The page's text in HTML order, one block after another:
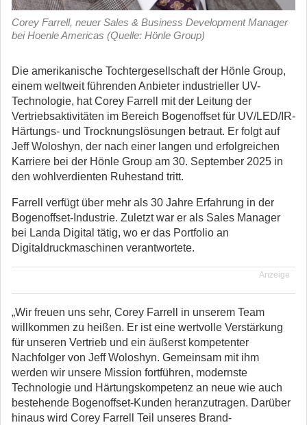
Corey Farrell, neuer Sales & Business Development Manager
bei Hoenle Americas (Quelle: Hönle Group)
Die amerikanische Tochtergesellschaft der Hönle Group,
einem weltweit führenden Anbieter industrieller UV-
Technologie, hat Corey Farrell mit der Leitung der
Vertriebsaktivitäten im Bereich Bogenoffset für UV/LED/IR-
Härtungs- und Trocknungslösungen betraut. Er folgt auf
Jeff Woloshyn, der nach einer langen und erfolgreichen
Karriere bei der Hönle Group am 30. September 2025 in
den wohlverdienten Ruhestand tritt.
Farrell verfügt über mehr als 30 Jahre Erfahrung in der
Bogenoffset-Industrie. Zuletzt war er als Sales Manager
bei Landa Digital tätig, wo er das Portfolio an
Digitaldruckmaschinen verantwortete.
Anzeige
„Wir freuen uns sehr, Corey Farrell in unserem Team
willkommen zu heißen. Er ist eine wertvolle Verstärkung
für unseren Vertrieb und ein äußerst kompetenter
Nachfolger von Jeff Woloshyn. Gemeinsam mit ihm
werden wir unsere Mission fortführen, modernste
Technologie und Härtungskompetenz an neue wie auch
bestehende Bogenoffset-Kunden heranzutragen. Darüber
hinaus wird Corey Farrell Teil unseres Brand-